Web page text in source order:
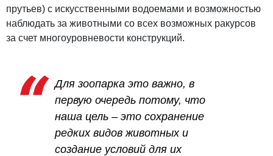
прутьев) с искусственными водоемами и возможностью
наблюдать за животными со всех возможных ракурсов
за счет многоуровневости конструкций.
Для зоопарка это важно, в
первую очередь потому, что
наша цель – это сохранение
редких видов животных и
создание условий для их